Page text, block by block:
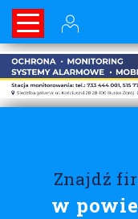
Znajdź
w